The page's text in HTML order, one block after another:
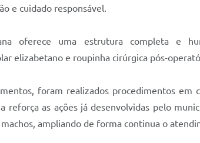
e cuidado responsável.
oferece uma estrutura completa e
elizabetano e roupinha cirúrgica pós-
foram realizados procedimentos
reforça as ações já desenvolvidas pelo
machos, ampliando de forma continua o